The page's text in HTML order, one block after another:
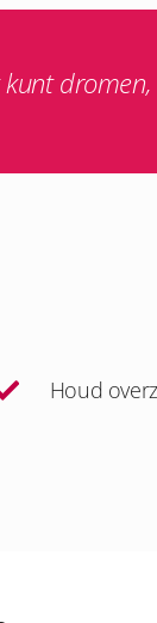
kunt
Houd